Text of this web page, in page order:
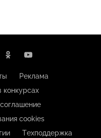
Реклама
конкурсах
cookies
Техподдержка